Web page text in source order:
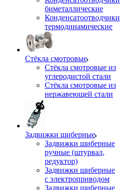
биметаллические
Конденсатоотводчики
термодинамические
Стёкла смотровые
Стёкла смотровые из
углеродистой стали
Стёкла смотровые из
нержавеющей стали
Задвижки шиберные
Задвижки шиберные
ручные (штурвал,
редуктор)
Задвижки шиберные
с электроприводом
Задвижки шиберные